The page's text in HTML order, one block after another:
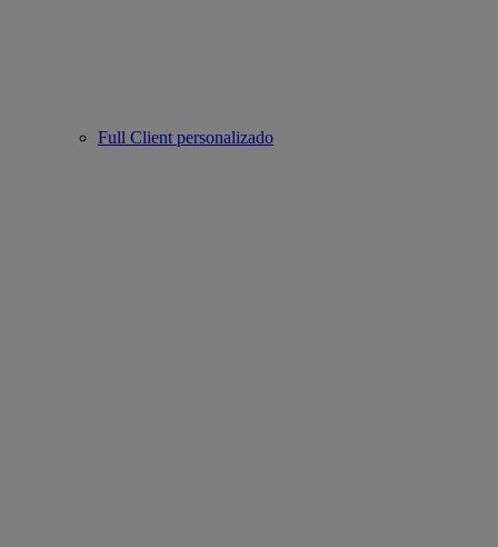
Full Client personalizado